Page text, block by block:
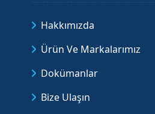
Hakkımızda
Ürün Ve Markalarımız
Dokümanlar
Bize Ulaşın